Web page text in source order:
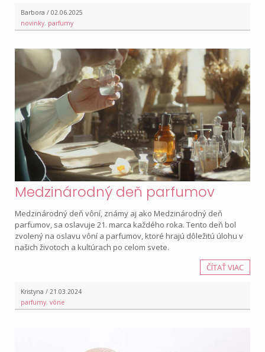
Barbora / 02.06.2025
novinky, parfumy
Medzinárodný deň parfumov
Medzinárodný deň vôní, známy aj ako Medzinárodný deň
parfumov, sa oslavuje 21. marca každého roka. Tento deň bol
zvolený na oslavu vôní a parfumov, ktoré hrajú dôležitú úlohu v
našich životoch a kultúrach po celom svete.
ČÍTAŤ VIAC
Kristyna / 21.03.2024
parfumy, vône